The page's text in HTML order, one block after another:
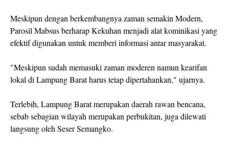
Meskipun dengan berkembangnya zaman semakin Modern,
Parosil Mabsus berharap Kekuhan menjadi alat kominikasi yang
efektif digunakan untuk memberi informasi antar masyarakat.
"Meskipun sudah memasuki zaman moderen namun kearifan
lokal di Lampung Barat harus tetap dipertahankan," ujarnya.
Terlebih, Lampung Barat merupakan daerah rawan bencana,
sebab sebagian wilayah merupakan perbukitan, juga dilewati
langsung oleh Seser Semangko.